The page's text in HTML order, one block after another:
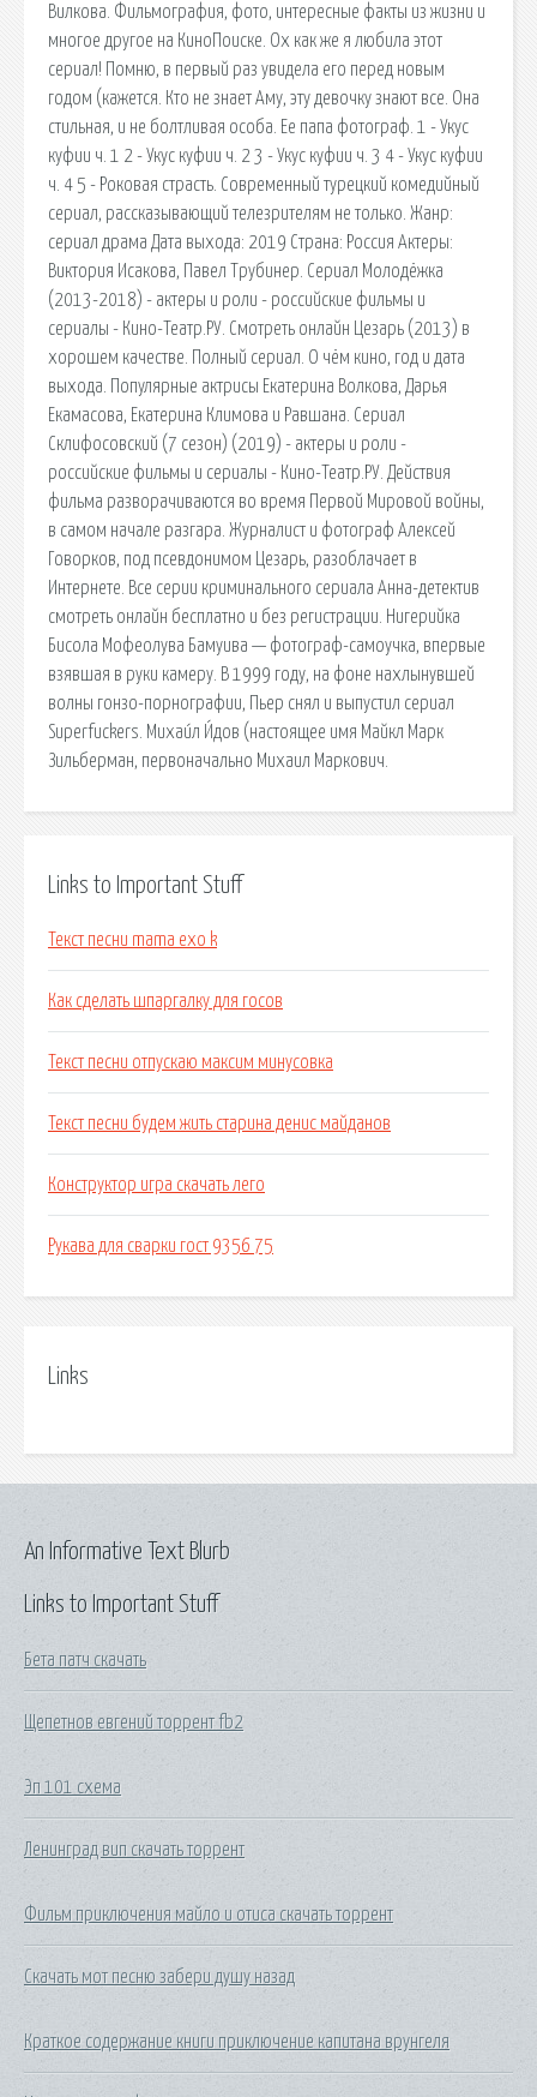
Вилкова. Фильмография, фото, интересные факты из жизни и
многое другое на КиноПоиске. Ох как же я любила этот
сериал! Помню, в первый раз увидела его перед новым
годом (кажется. Кто не знает Аму, эту девочку знают все. Она
стильная, и не болтливая особа. Ее папа фотограф. 1 - Укус
куфии ч. 1 2 - Укус куфии ч. 2 3 - Укус куфии ч. 3 4 - Укус куфии
ч. 4 5 - Роковая страсть. Современный турецкий комедийный
сериал, рассказывающий телезрителям не только. Жанр:
сериал драма Дата выхода: 2019 Страна: Россия Актеры:
Виктория Исакова, Павел Трубинер. Сериал Молодёжка
(2013-2018) - актеры и роли - российские фильмы и
сериалы - Кино-Театр.РУ. Смотреть онлайн Цезарь (2013) в
хорошем качестве. Полный сериал. О чём кино, год и дата
выхода. Популярные актрисы Екатерина Волкова, Дарья
Екамасова, Екатерина Климова и Равшана. Сериал
Склифосовский (7 сезон) (2019) - актеры и роли -
российские фильмы и сериалы - Кино-Театр.РУ. Действия
фильма разворачиваются во время Первой Мировой войны,
в самом начале разгара. Журналист и фотограф Алексей
Говорков, под псевдонимом Цезарь, разоблачает в
Интернете. Все серии криминального сериала Анна-детектив
смотреть онлайн бесплатно и без регистрации. Нигерийка
Бисола Мофеолува Бамуива — фотограф-самоучка, впервые
взявшая в руки камеру. В 1999 году, на фоне нахлынувшей
волны гонзо-порнографии, Пьер снял и выпустил сериал
Superfuckers. Михаи́л И́дов (настоящее имя Майкл Марк
Зильберман, первоначально Михаил Маркович.
Links to Important Stuff
Текст песни mama exo k
Как сделать шпаргалку для госов
Текст песни отпускаю максим минусовка
Текст песни будем жить старина денис майданов
Конструктор игра скачать лего
Рукава для сварки гост 9356 75
Links
Links to Important Stuff
Бета патч скачать
Щепетнов евгений торрент fb2
Эп 101 схема
Ленинград вип скачать торрент
Фильм приключения майло и отиса скачать торрент
Скачать мот песню забери душу назад
Краткое содержание книги приключение капитана врунгеля
An Informative Text Blurb